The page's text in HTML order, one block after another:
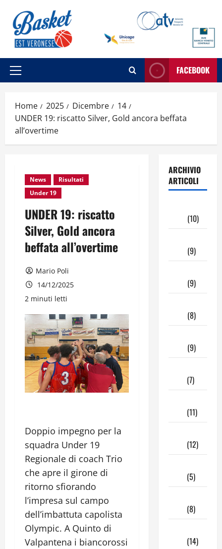
contenuto
Menu
FACEBOOK
Home 2025 Dicembre
14
UNDER 19: riscatto Silver, Gold ancora beffata
all’overtime
News
Risultati
Under 19
UNDER 19: riscatto
Silver, Gold ancora
beffata all’overtime
Mario Poli
14/12/2025
2 minuti letti
Doppio impegno per la
squadra Under 19
Regionale di coach Trio
che apre il girone di
ritorno sfiorando
l’impresa sul campo
dell’imbattuta capolista
Olympic. A Quinto di
Valpantena i biancorossi
ARCHIVIO
ARTICOLI
(10)
(9)
(9)
(8)
(9)
(7)
(11)
(12)
(5)
(8)
(14)